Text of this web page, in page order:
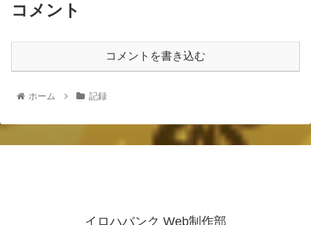
コメント
コメントを書き込む
ホーム 記録
イロハバンク Web制作部